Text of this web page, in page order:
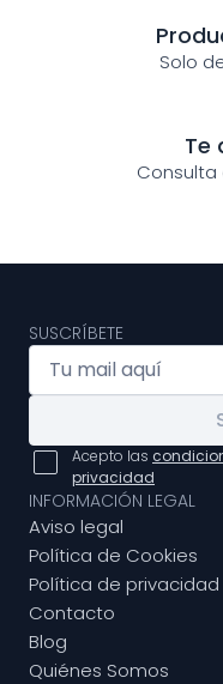
Solo
Te
Consulta
SUSCRÍBETE
Acepto las
privacidad
INFORMACIÓN LEGAL
Aviso legal
Política de Cookies
Política de privacidad
Contacto
Blog
Quiénes Somos